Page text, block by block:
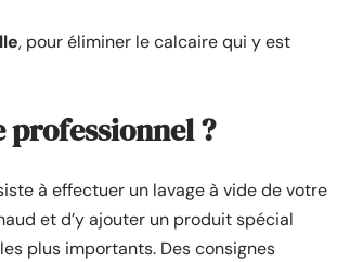
, pour éliminer le calcaire qui y est
?
à effectuer un lavage à vide de votre
et d’y ajouter un produit spécial
plus importants. Des consignes